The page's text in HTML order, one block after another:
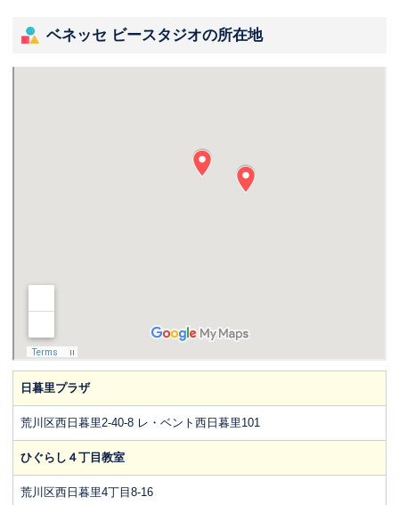
ベネッセ ビースタジオの所在地
日暮里プラザ
荒川区西日暮里2-40-8 レ・ベント西日暮里101
ひぐらし４丁目教室
荒川区西日暮里4丁目8-16